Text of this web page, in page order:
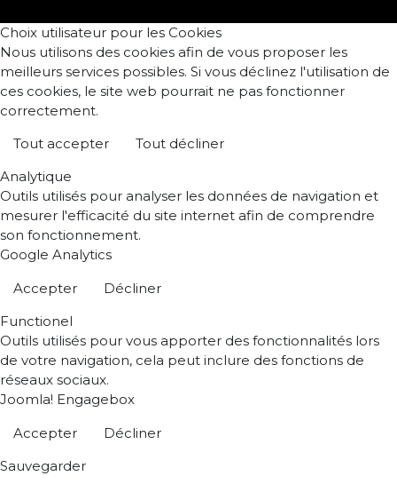
Choix utilisateur pour les Cookies
Nous utilisons des cookies afin de vous proposer les
meilleurs services possibles. Si vous déclinez l'utilisation de
ces cookies, le site web pourrait ne pas fonctionner
correctement.
Tout accepter
Tout décliner
Analytique
Outils utilisés pour analyser les données de navigation et
mesurer l'efficacité du site internet afin de comprendre
son fonctionnement.
Google Analytics
Accepter
Décliner
Functionel
Outils utilisés pour vous apporter des fonctionnalités lors
de votre navigation, cela peut inclure des fonctions de
réseaux sociaux.
Joomla! Engagebox
Accepter
Décliner
Sauvegarder